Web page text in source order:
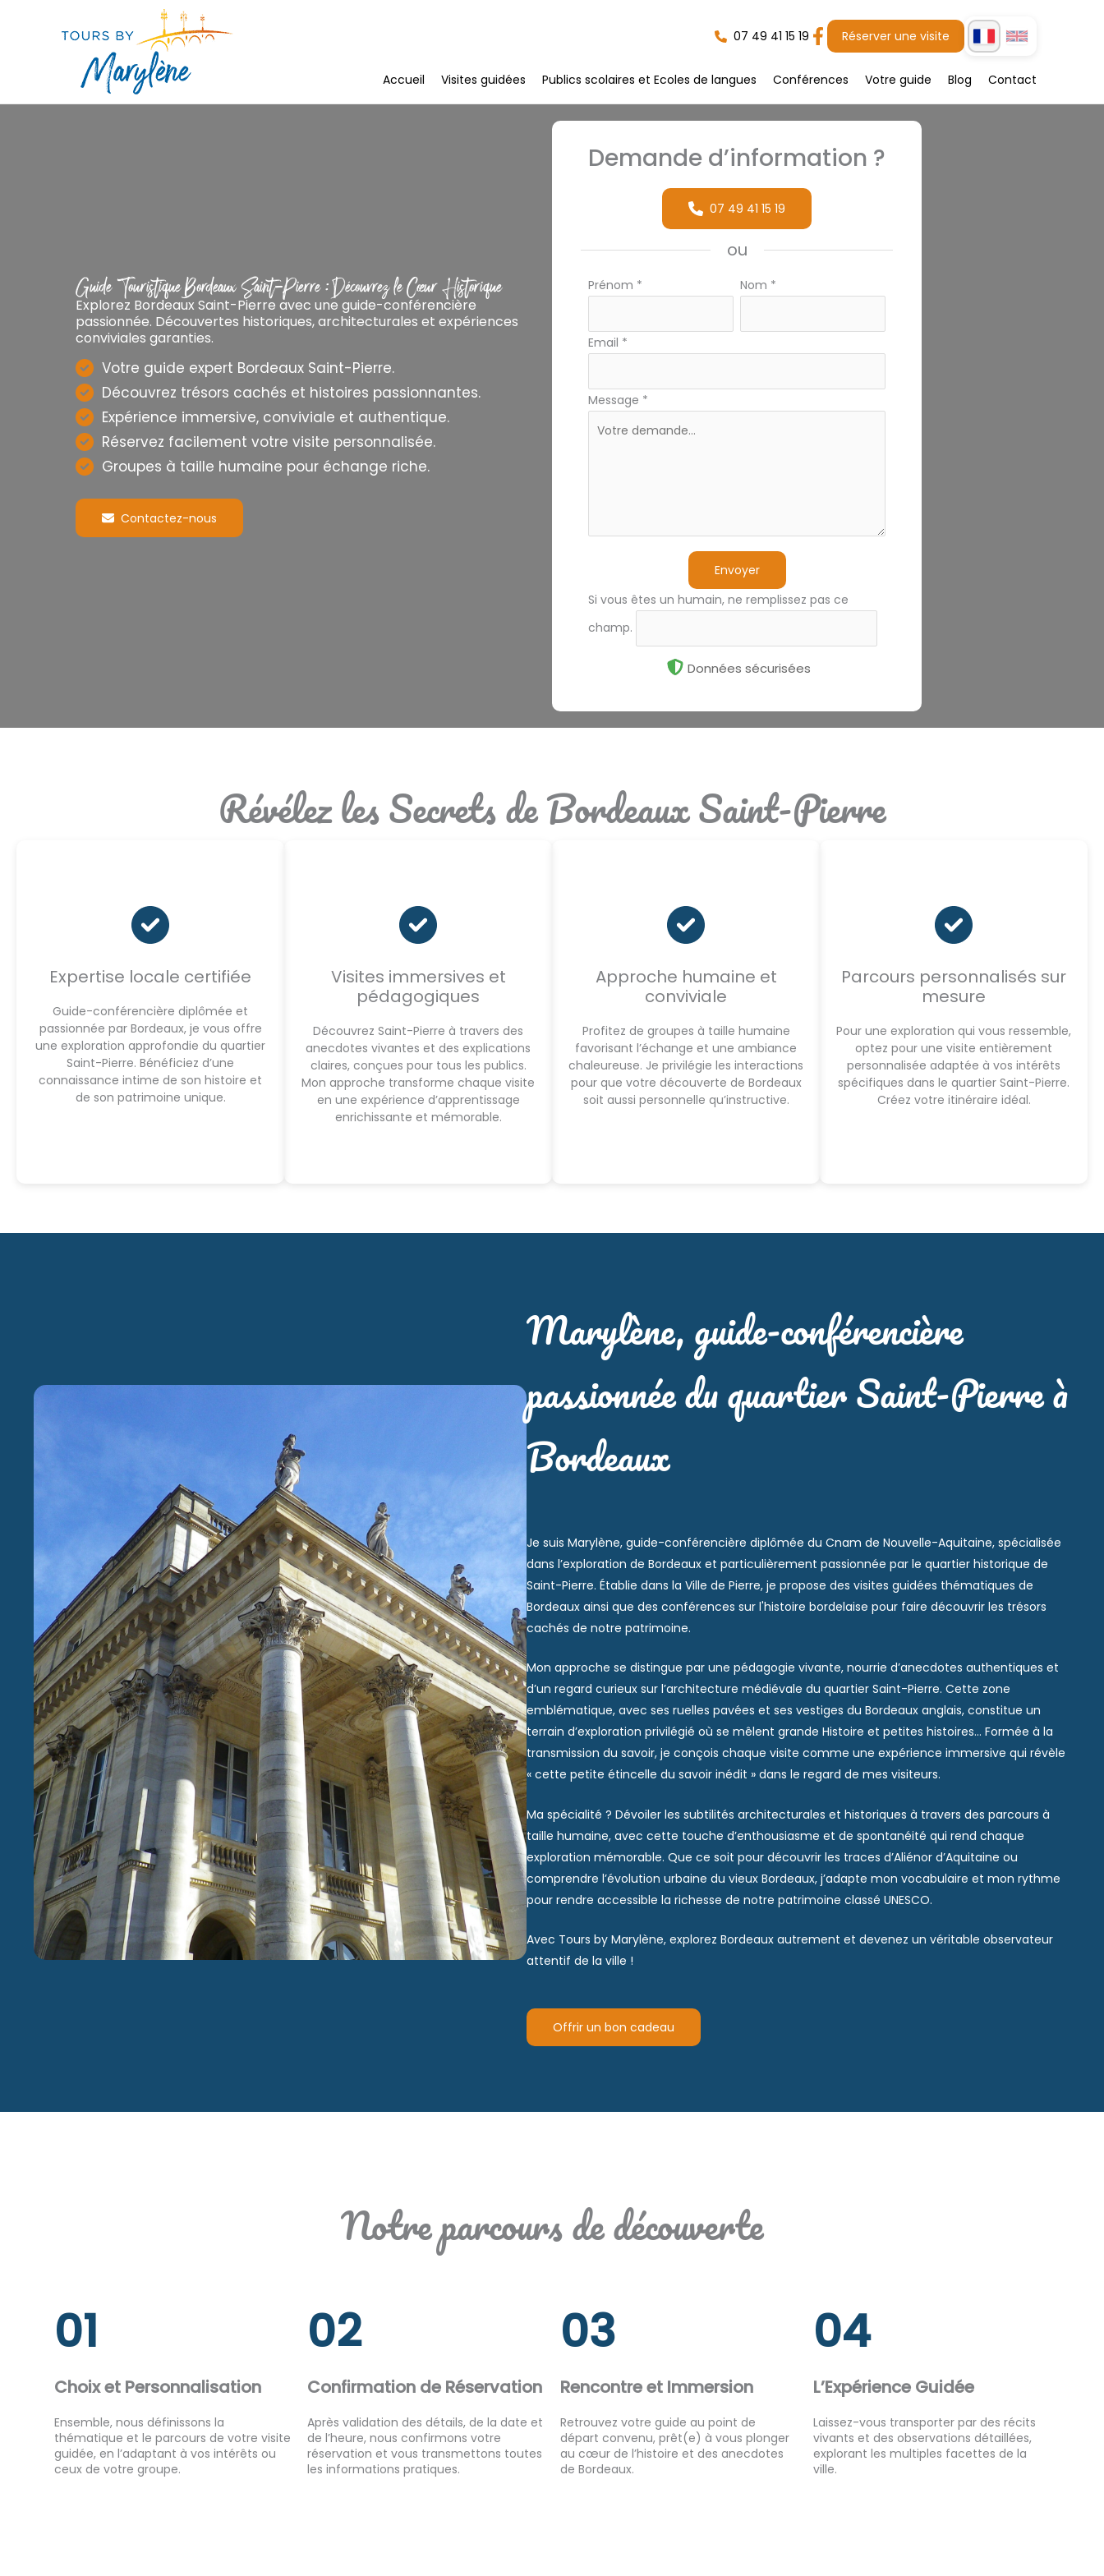
Accueil
Visites guidées Publics scolaires et Ecoles de langues Conférences Votre guide Blog Contact
07 49 41 15 19 Réserver une visite
Guide Touristique Bordeaux Saint-Pierre : Découvrez le Cœur Historique
Explorez Bordeaux Saint-Pierre avec une guide-conférencière
passionnée. Découvertes historiques, architecturales et expériences
conviviales garanties.
Votre guide expert Bordeaux Saint-Pierre.
Découvrez trésors cachés et histoires passionnantes.
Expérience immersive, conviviale et authentique.
Réservez facilement votre visite personnalisée.
Groupes à taille humaine pour échange riche.
Contactez-nous
Demande d’information ?
07 49 41 15 19
ou
Formulaire
Prénom * Nom *
Email *
Message *
Envoyer
Si vous êtes un humain, ne remplissez pas ce
champ.
Données sécurisées
Révélez les Secrets de Bordeaux Saint-Pierre
Expertise locale certifiée
Guide-conférencière diplômée et
passionnée par Bordeaux, je vous offre
une exploration approfondie du quartier
Saint-Pierre. Bénéficiez d’une
connaissance intime de son histoire et
de son patrimoine unique.
Visites immersives et
pédagogiques
Découvrez Saint-Pierre à travers des
anecdotes vivantes et des explications
claires, conçues pour tous les publics.
Mon approche transforme chaque visite
en une expérience d’apprentissage
enrichissante et mémorable.
Approche humaine et
conviviale
Profitez de groupes à taille humaine
favorisant l’échange et une ambiance
chaleureuse. Je privilégie les interactions
pour que votre découverte de Bordeaux
soit aussi personnelle qu’instructive.
Parcours personnalisés sur
mesure
Pour une exploration qui vous ressemble,
optez pour une visite entièrement
personnalisée adaptée à vos intérêts
spécifiques dans le quartier Saint-Pierre.
Créez votre itinéraire idéal.
Marylène, guide-conférencière
passionnée du quartier Saint-Pierre à
Bordeaux
Je suis Marylène, guide-conférencière diplômée du Cnam de Nouvelle-Aquitaine, spécialisée
dans l’exploration de Bordeaux et particulièrement passionnée par le quartier historique de
Saint-Pierre. Établie dans la Ville de Pierre, je propose des visites guidées thématiques de
Bordeaux ainsi que des conférences sur l'histoire bordelaise pour faire découvrir les trésors
cachés de notre patrimoine.
Mon approche se distingue par une pédagogie vivante, nourrie d’anecdotes authentiques et
d’un regard curieux sur l’architecture médiévale du quartier Saint-Pierre. Cette zone
emblématique, avec ses ruelles pavées et ses vestiges du Bordeaux anglais, constitue un
terrain d’exploration privilégié où se mêlent grande Histoire et petites histoires… Formée à la
transmission du savoir, je conçois chaque visite comme une expérience immersive qui révèle
« cette petite étincelle du savoir inédit » dans le regard de mes visiteurs.
Ma spécialité ? Dévoiler les subtilités architecturales et historiques à travers des parcours à
taille humaine, avec cette touche d’enthousiasme et de spontanéité qui rend chaque
exploration mémorable. Que ce soit pour découvrir les traces d’Aliénor d’Aquitaine ou
comprendre l’évolution urbaine du vieux Bordeaux, j’adapte mon vocabulaire et mon rythme
pour rendre accessible la richesse de notre patrimoine classé UNESCO.
Avec Tours by Marylène, explorez Bordeaux autrement et devenez un véritable observateur
attentif de la ville !
Offrir un bon cadeau
Notre parcours de découverte
01
Choix et Personnalisation
Ensemble, nous définissons la
thématique et le parcours de votre visite
guidée, en l’adaptant à vos intérêts ou
ceux de votre groupe.
02
Confirmation de Réservation
Après validation des détails, de la date et
de l’heure, nous confirmons votre
réservation et vous transmettons toutes
les informations pratiques.
03
Rencontre et Immersion
Retrouvez votre guide au point de
départ convenu, prêt(e) à vous plonger
au cœur de l’histoire et des anecdotes
de Bordeaux.
04
L’Expérience Guidée
Laissez-vous transporter par des récits
vivants et des observations détaillées,
explorant les multiples facettes de la
ville.